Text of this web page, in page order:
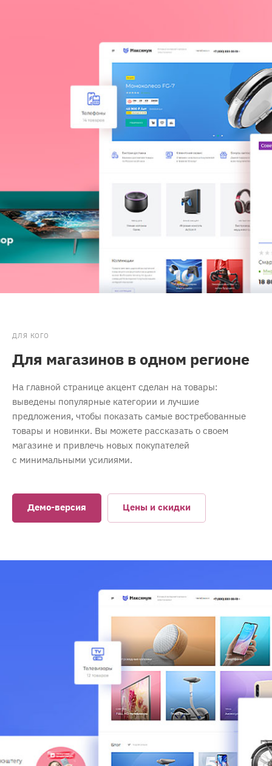
ДЛЯ КОГО
Для магазинов в одном регионе
На главной странице акцент сделан на товары:
выведены популярные категории и лучшие
предложения, чтобы показать самые востребованные
товары и новинки. Вы можете рассказать о своем
магазине и привлечь новых покупателей
с минимальными усилиями.
Демо-версия Цены и скидки